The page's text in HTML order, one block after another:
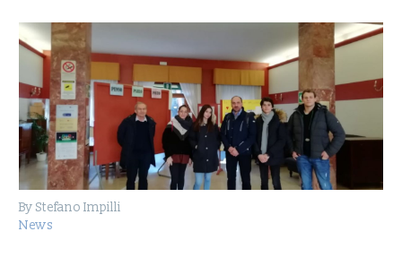
By Stefano Impilli
News